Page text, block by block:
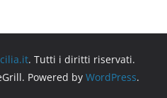
. Tutti i diritti riservati.
Powered by WordPress.